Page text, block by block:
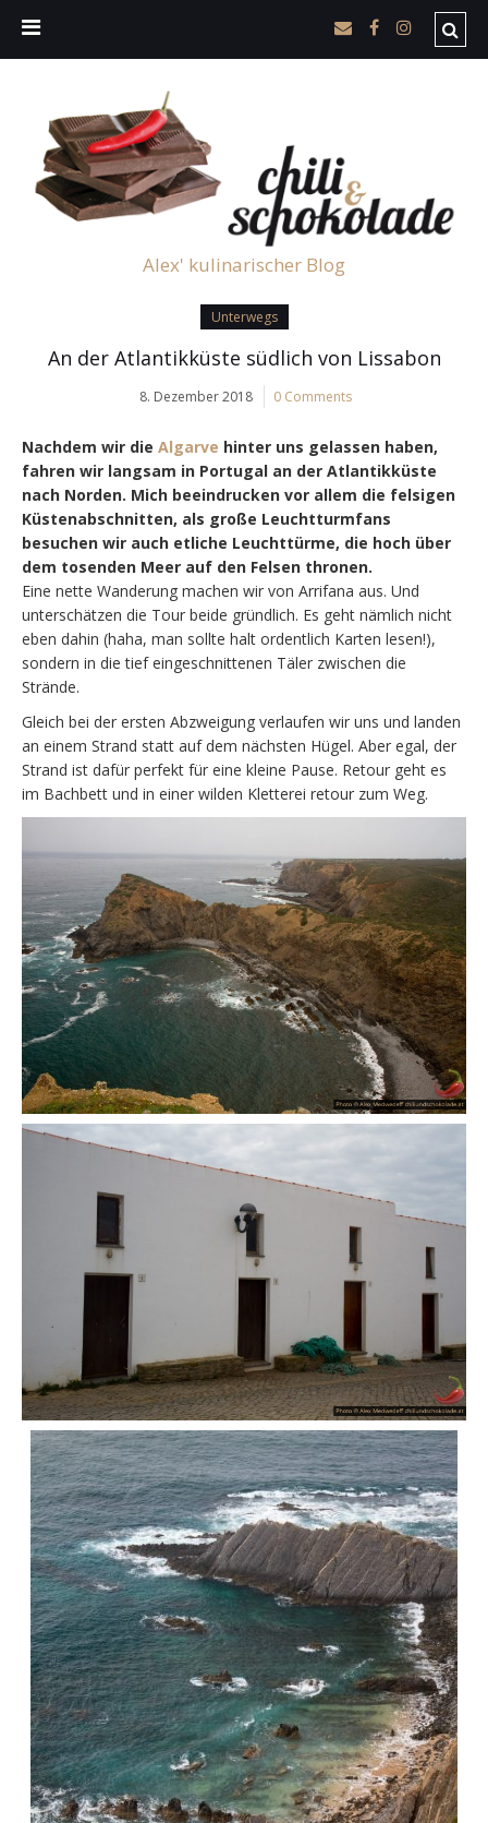
Alex' kulinarischer Blog
Unterwegs
An der Atlantikküste südlich von Lissabon
8. Dezember 2018 0 Comments
Nachdem wir die Algarve hinter uns gelassen haben,
fahren wir langsam in Portugal an der Atlantikküste
nach Norden. Mich beeindrucken vor allem die felsigen
Küstenabschnitten, als große Leuchtturmfans
besuchen wir auch etliche Leuchttürme, die hoch über
dem tosenden Meer auf den Felsen thronen.
Eine nette Wanderung machen wir von Arrifana aus. Und
unterschätzen die Tour beide gründlich. Es geht nämlich nicht
eben dahin (haha, man sollte halt ordentlich Karten lesen!),
sondern in die tief eingeschnittenen Täler zwischen die
Strände.
Gleich bei der ersten Abzweigung verlaufen wir uns und landen
an einem Strand statt auf dem nächsten Hügel. Aber egal, der
Strand ist dafür perfekt für eine kleine Pause. Retour geht es
im Bachbett und in einer wilden Kletterei retour zum Weg.